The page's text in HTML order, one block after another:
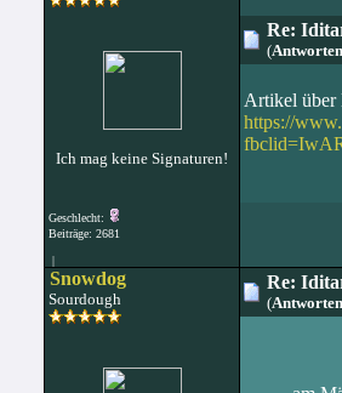
Ich mag keine Signaturen!
Geschlecht:
Beiträge: 2681
|
Re:
(
Artikel über
https://
Snowdog
Sourdough
Re:
(